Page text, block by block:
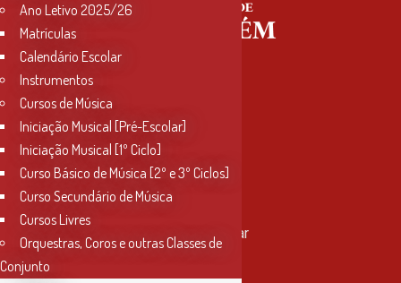
Contactos
Rua Miguel Bombarda, nº 4, 1º andar
2000-080 Santarém
Ano Letivo 2025/26
Matrículas
Calendário Escolar
Instrumentos
Cursos de Música
Iniciação Musical [Pré-Escolar]
Iniciação Musical [1º Ciclo]
Curso Básico de Música [2º e 3º Ciclos]
Curso Secundário de Música
Cursos Livres
Orquestras, Coros e outras Classes de
Conjunto